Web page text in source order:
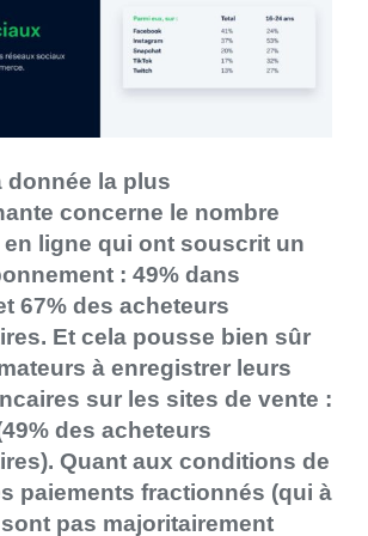
donnée la plus
concerne le nombre
en ligne qui ont souscrit un
: 49% dans
67% des acheteurs
Et cela pousse bien sûr
à enregistrer leurs
sur les sites de vente :
des acheteurs
Quant aux conditions de
paiements fractionnés (qui à
pas majoritairement